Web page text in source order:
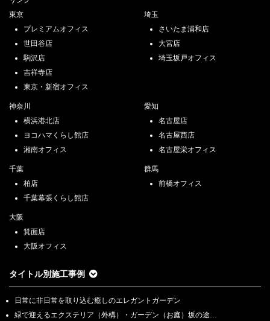
東京
プレミアムオフィス
世田谷店
駒沢店
吉祥寺店
東京・新宿オフィス
千葉
柏店
千葉幕張くらし館店
群馬
前橋オフィス
愛知
名古屋店
名古屋西店
名古屋栄オフィス
神奈川
横浜港北店
ヨコハマくらし館店
湘南オフィス
埼玉
さいたま浦和店
大宮店
埼玉坂戸オフィス
大阪
箕面店
大阪オフィス
タイトル別施工事例
日常に非日常を取り込む癒しのエレガントガーデン
緑で迎えるエクステリア（外構）・ガーデン（お庭）坂の途…